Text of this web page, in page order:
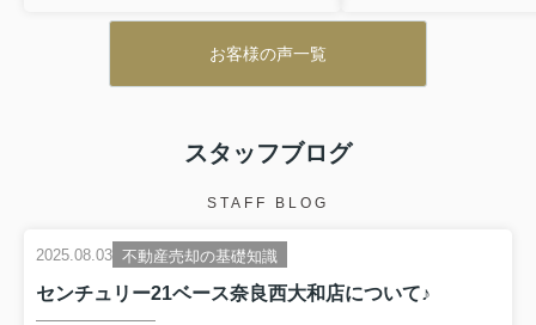
・スタッフの説明はわかりやすかった
します。
A.おかげさまで質の良い物件、更には
たが、丁寧に対応して
お客様の声一覧
スタッフブログ
STAFF BLOG
2025.08.03 不動産売却の基礎知識
センチュリー21ベース奈良西大和店について♪